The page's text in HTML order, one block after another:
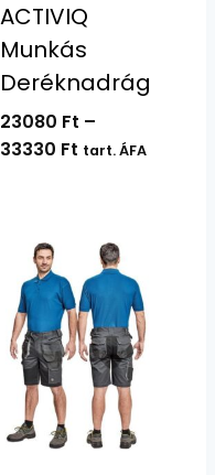
ACTIVIQ
Munkás
Deréknadrág
23080 Ft –
33330 FtÁrtartomány:
tart. ÁFA